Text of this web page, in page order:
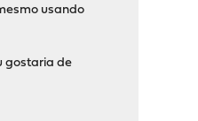
usando
gostaria de